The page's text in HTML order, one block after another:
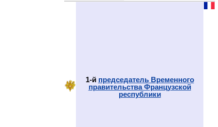
1-й председатель Временного
правительства Французской
республики